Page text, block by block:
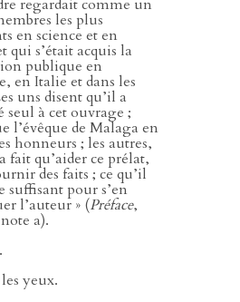
regardait comme un
les plus
en science et en
qui s’était acquis la
publique en
en Italie et dans les
uns disent qu’il a
seul à cet ouvrage ;
l’évêque de Malaga en
honneurs ; les autres,
fait qu’aider ce prélat,
des faits ; ce qu’il
suffisant pour s’en
l’auteur » (Préface,
a).
yeux.